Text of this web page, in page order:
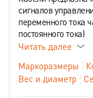
сигналов
переменного тока
постоянного тока)
Читать далее
Маркоразмеры
Вес и диаметр